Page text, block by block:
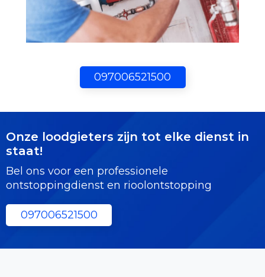
097006521500
Onze loodgieters zijn tot elke dienst in
staat!
Bel ons voor een professionele
ontstoppingdienst en rioolontstopping
097006521500